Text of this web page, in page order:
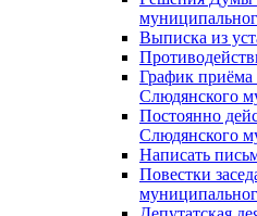
Выписка из
График
Слюдянского
Постоянно
Слюдянского
Написать
Повестки